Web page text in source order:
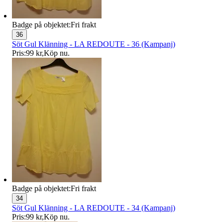
Badge på objektet:Fri frakt
36
Söt Gul Klänning - LA REDOUTE - 36 (Kampanj)
Pris:99 kr,Köp nu.
Badge på objektet:Fri frakt
34
Söt Gul Klänning - LA REDOUTE - 34 (Kampanj)
Pris:99 kr,Köp nu.